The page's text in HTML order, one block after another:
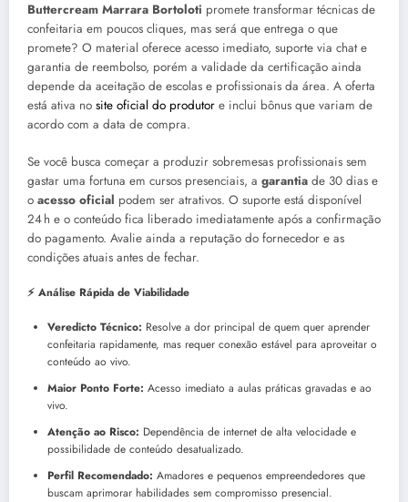
Buttercream Marrara Bortoloti promete transformar técnicas de
confeitaria em poucos cliques, mas será que entrega o que
promete? O material oferece acesso imediato, suporte via chat e
garantia de reembolso, porém a validade da certificação ainda
depende da aceitação de escolas e profissionais da área. A oferta
está ativa no site oficial do produtor e inclui bônus que variam de
acordo com a data de compra.
Se você busca começar a produzir sobremesas profissionais sem
gastar uma fortuna em cursos presenciais, a garantia de 30 dias e
o acesso oficial podem ser atrativos. O suporte está disponível
24 h e o conteúdo fica liberado imediatamente após a confirmação
do pagamento. Avalie ainda a reputação do fornecedor e as
condições atuais antes de fechar.
⚡ Análise Rápida de Viabilidade
Veredicto Técnico: Resolve a dor principal de quem quer aprender
confeitaria rapidamente, mas requer conexão estável para aproveitar o
conteúdo ao vivo.
Maior Ponto Forte: Acesso imediato a aulas práticas gravadas e ao
vivo.
Atenção ao Risco: Dependência de internet de alta velocidade e
possibilidade de conteúdo desatualizado.
Perfil Recomendado: Amadores e pequenos empreendedores que
buscam aprimorar habilidades sem compromisso presencial.